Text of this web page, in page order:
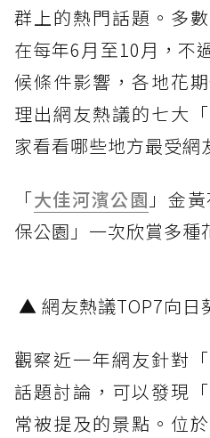
群上的熱門話題。多
在每年6月至10月，不
候條件影響，各地花
理出網友熱議的七大
家看看哪些地方最受網
「大佳河濱公園 」金
保公園」一次欣賞多種
▲ 網友熱議TOP7向日
觀察近一年網友針對
話題討論，可以發現
常被提及的景點。位